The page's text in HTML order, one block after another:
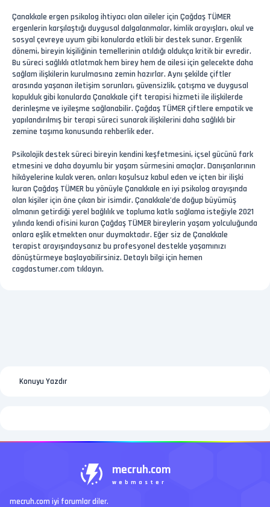
Çanakkale ergen psikolog ihtiyacı olan aileler için Çağdaş TÜMER
ergenlerin karşılaştığı duygusal dalgalanmalar, kimlik arayışları, okul ve
sosyal çevreye uyum gibi konularda etkili bir destek sunar. Ergenlik
dönemi, bireyin kişiliğinin temellerinin atıldığı oldukça kritik bir evredir.
Bu süreci sağlıklı atlatmak hem birey hem de ailesi için gelecekte daha
sağlam ilişkilerin kurulmasına zemin hazırlar. Aynı şekilde çiftler
arasında yaşanan iletişim sorunları, güvensizlik, çatışma ve duygusal
kopukluk gibi konularda Çanakkale çift terapisi hizmeti ile ilişkilerde
derinleşme ve iyileşme sağlanabilir. Çağdaş TÜMER çiftlere empatik ve
yapılandırılmış bir terapi süreci sunarak ilişkilerini daha sağlıklı bir
zemine taşıma konusunda rehberlik eder.
Psikolojik destek süreci bireyin kendini keşfetmesini, içsel gücünü fark
etmesini ve daha doyumlu bir yaşam sürmesini amaçlar. Danışanlarının
hikâyelerine kulak veren, onları koşulsuz kabul eden ve içten bir ilişki
kuran Çağdaş TÜMER bu yönüyle Çanakkale en iyi psikolog arayışında
olan kişiler için öne çıkan bir isimdir. Çanakkale’de doğup büyümüş
olmanın getirdiği yerel bağlılık ve topluma katkı sağlama isteğiyle 2021
yılında kendi ofisini kuran Çağdaş TÜMER bireylerin yaşam yolculuğunda
onlara eşlik etmekten onur duymaktadır. Eğer siz de Çanakkale
terapist arayışındaysanız bu profesyonel destekle yaşamınızı
dönüştürmeye başlayabilirsiniz. Detaylı bilgi için hemen
cagdastumer.com tıklayın.
Konuyu Yazdır
mecruh.com
webmaster
mecruh.com iyi forumlar diler.